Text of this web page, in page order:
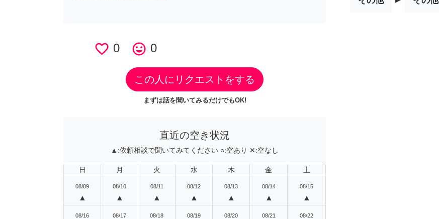
favorite_border 0 tag_faces 0
この人にリクエストをする
まずは話を聞いてみるだけでもOK!
直近の空き状況
▲:依頼相談で聞いてみてください ○:空あり ✕:空なし
日 月 火 水 木 金 土
08/09
▲
08/10
▲
08/11
▲
08/12
▲
08/13
▲
08/14
▲
08/15
▲
08/16 08/17 08/18 08/19 08/20 08/21 08/22